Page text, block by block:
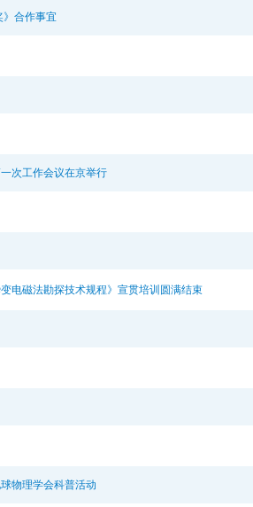
合作事宜
次工作会议在京举行
电磁法勘探技术规程》宣贯培训圆满结束
物理学会科普活动